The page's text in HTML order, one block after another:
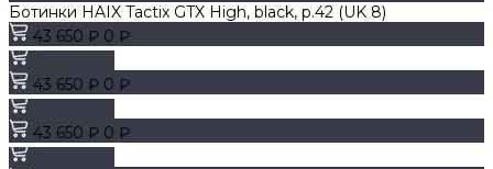
Ботинки HAIX Tactix GTX High, black, р.42 (UK 8)
43 650 ₽ 0 ₽
43 650 ₽ 0 ₽
43 650 ₽ 0 ₽